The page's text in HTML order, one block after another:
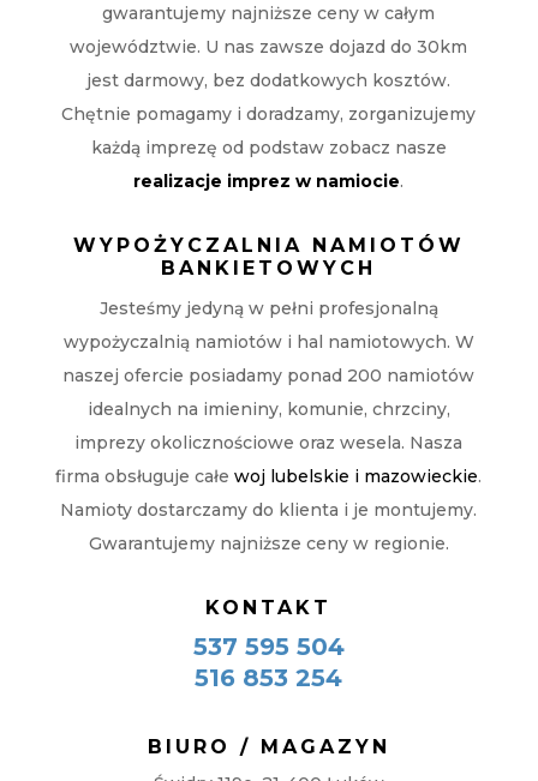
gwarantujemy najniższe ceny w całym
województwie. U nas zawsze dojazd do 30km
jest darmowy, bez dodatkowych kosztów.
Chętnie pomagamy i doradzamy, zorganizujemy
każdą imprezę od podstaw zobacz nasze
realizacje imprez w namiocie.
WYPOŻYCZALNIA NAMIOTÓW
BANKIETOWYCH
Jesteśmy jedyną w pełni profesjonalną
wypożyczalnią namiotów i hal namiotowych. W
naszej ofercie posiadamy ponad 200 namiotów
idealnych na imieniny, komunie, chrzciny,
imprezy okolicznościowe oraz wesela. Nasza
firma obsługuje całewoj lubelskie i mazowieckie.
Namioty dostarczamy do klienta i je montujemy.
Gwarantujemy najniższe ceny w regionie.
KONTAKT
537 595 504
516 853 254
BIURO / MAGAZYN